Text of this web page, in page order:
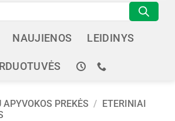
NAUJIENOS LEIDINYS
APYVOKOS PREKĖS / ETERINIAI